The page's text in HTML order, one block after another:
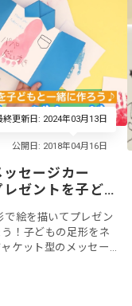
終更新日: 2024年03月13日
ッセージカー
ゼントを子ど
で絵を描いてプレゼン
！子どもの足形をネ
ケット型のメッセー